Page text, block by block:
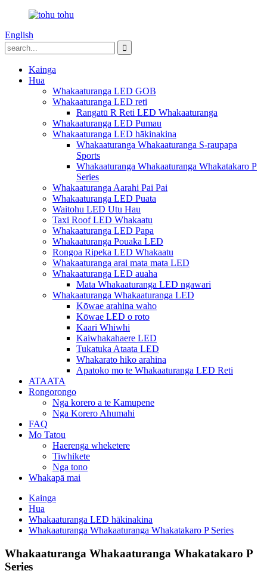
English
Kainga
Hua
Whakaaturanga LED GOB
Whakaaturanga LED reti
Rangatū R Reti LED Whakaaturanga
Whakaaturanga LED Pumau
Whakaaturanga LED hākinakina
Whakaaturanga Whakaaturanga S-raupapa
Sports
Whakaaturanga Whakaaturanga Whakatakaro P
Series
Whakaaturanga Aarahi Pai Pai
Whakaaturanga LED Puata
Waitohu LED Utu Hau
Taxi Roof LED Whakaatu
Whakaaturanga LED Papa
Whakaaturanga Pouaka LED
Rongoa Ripeka LED Whakaatu
Whakaaturanga arai mata mata LED
Whakaaturanga LED auaha
Mata Whakaaturanga LED ngawari
Whakaaturanga Whakaaturanga LED
Kōwae arahina waho
Kōwae LED o roto
Kaari Whiwhi
Kaiwhakahaere LED
Tukatuka Ataata LED
Whakarato hiko arahina
Apatoko mo te Whakaaturanga LED Reti
ATAATA
Rongorongo
Nga korero a te Kamupene
Nga Korero Ahumahi
FAQ
Mo Tatou
Haerenga wheketere
Tiwhikete
Nga tono
Whakapā mai
Kainga
Hua
Whakaaturanga LED hākinakina
Whakaaturanga Whakaaturanga Whakatakaro P Series
Whakaaturanga Whakaaturanga Whakatakaro P
Series